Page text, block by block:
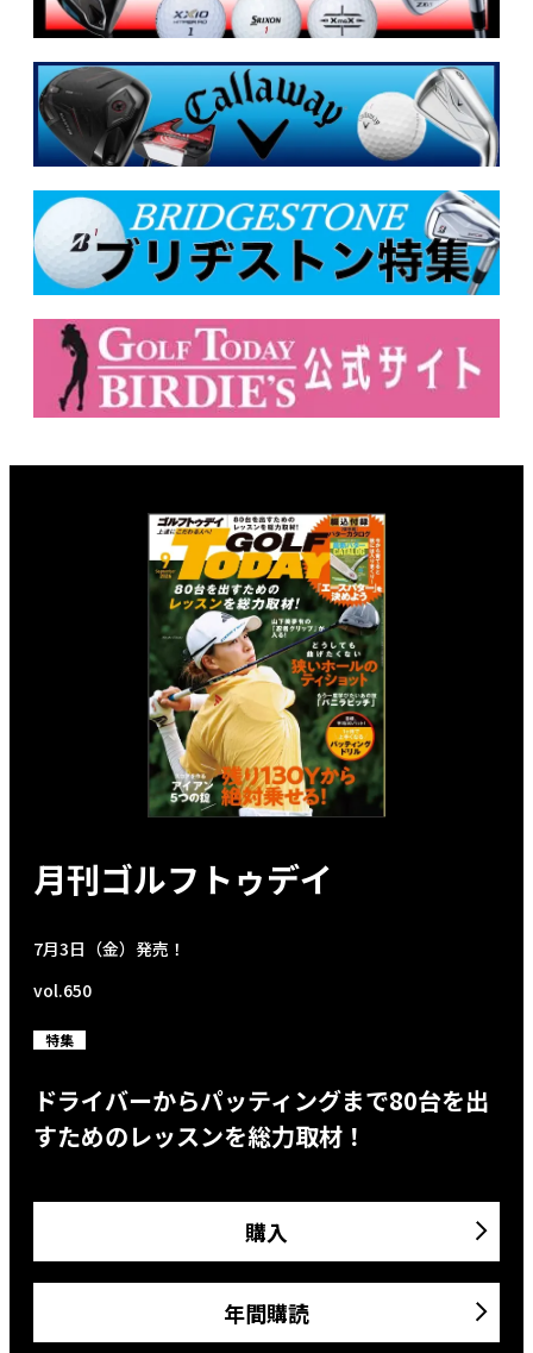
月刊ゴルフトゥデイ
7月3日（金）発売！
vol.650
特集
ドライバーからパッティングまで80台を出
すためのレッスンを総力取材！
購入
年間購読